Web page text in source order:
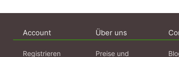
Account
Registrieren
Über uns
Preise und